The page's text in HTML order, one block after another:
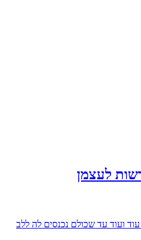
לעצמן
ועוד עד שכולם נכנסים לה ללב